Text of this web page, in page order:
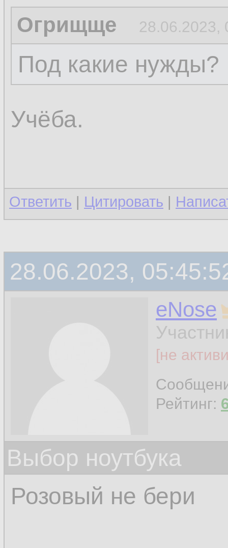
Огрищще 28.06.2023,
Под какие нужды?
Учёба.
Ответить | Цитировать |
28.06.2023,
eNose
[не
Рейтинг:
Выбор ноутбука
Розовый не бери